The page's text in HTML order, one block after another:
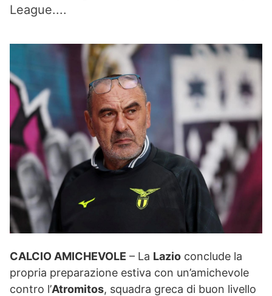
League....
CALCIO AMICHEVOLE – La Lazio conclude la
propria preparazione estiva con un’amichevole
contro l’Atromitos, squadra greca di buon livello